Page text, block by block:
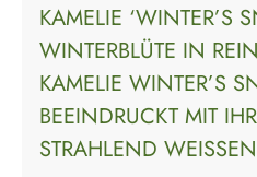
KAMELIE ‘WINTER’S
WINTERBLÜTE IN
AMELIE WINTER’S
EEINDRUCKT MIT
TRAHLEND